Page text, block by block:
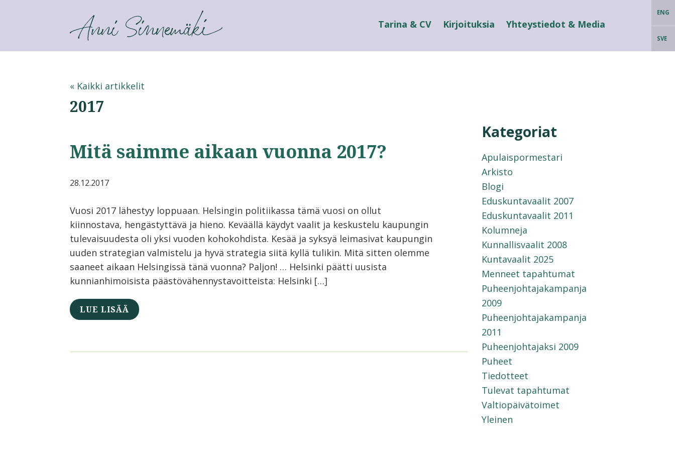
ANNI SINNEMÄKI ENG
SVE
Tarina & CV Kirjoituksia Yhteystiedot & Media
« Kaikki artikkelit
2017
Mitä saimme aikaan vuonna 2017?
28.12.2017
Vuosi 2017 lähestyy loppuaan. Helsingin politiikassa tämä vuosi on ollut
kiinnostava, hengästyttävä ja hieno. Keväällä käydyt vaalit ja keskustelu kaupungin
tulevaisuudesta oli yksi vuoden kohokohdista. Kesää ja syksyä leimasivat kaupungin
uuden strategian valmistelu ja hyvä strategia siitä kyllä tulikin. Mitä sitten olemme
saaneet aikaan Helsingissä tänä vuonna? Paljon! … Helsinki päätti uusista
kunnianhimoisista päästövähennystavoitteista: Helsinki […]
LUE LISÄÄ
Kategoriat
Apulaispormestari
Arkisto
Blogi
Eduskuntavaalit 2007
Eduskuntavaalit 2011
Kolumneja
Kunnallisvaalit 2008
Kuntavaalit 2025
Menneet tapahtumat
Puheenjohtajakampanja
2009
Puheenjohtajakampanja
2011
Puheenjohtajaksi 2009
Puheet
Tiedotteet
Tulevat tapahtumat
Valtiopäivätoimet
Yleinen